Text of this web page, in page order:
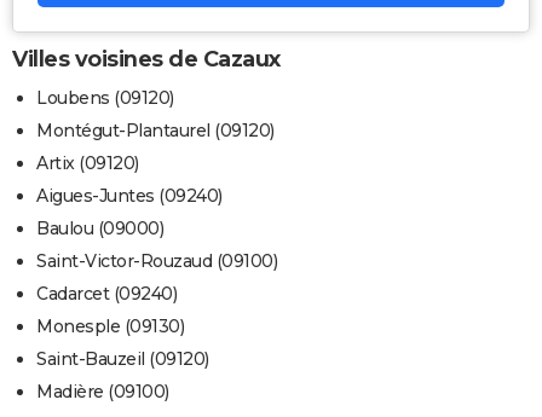
Villes voisines de Cazaux
Loubens (09120)
Montégut-Plantaurel (09120)
Artix (09120)
Aigues-Juntes (09240)
Baulou (09000)
Saint-Victor-Rouzaud (09100)
Cadarcet (09240)
Monesple (09130)
Saint-Bauzeil (09120)
Madière (09100)